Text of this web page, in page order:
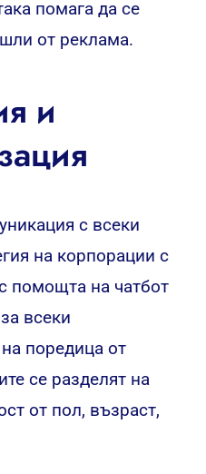
помага да се
от реклама.
и
с всеки
на корпорации с
помощта на чатбот
всеки
поредица от
се разделят на
от пол, възраст,